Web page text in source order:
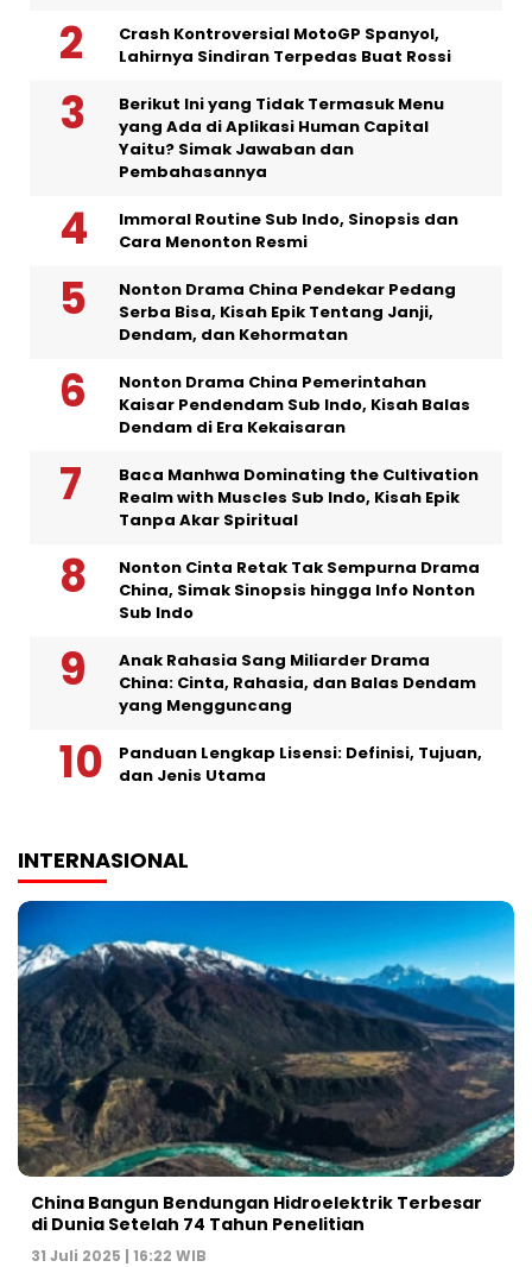
Crash Kontroversial MotoGP Spanyol,
Lahirnya Sindiran Terpedas Buat Rossi
Berikut Ini yang Tidak Termasuk Menu
yang Ada di Aplikasi Human Capital
Yaitu? Simak Jawaban dan
Pembahasannya
Immoral Routine Sub Indo, Sinopsis dan
Cara Menonton Resmi
Nonton Drama China Pendekar Pedang
Serba Bisa, Kisah Epik Tentang Janji,
Dendam, dan Kehormatan
Nonton Drama China Pemerintahan
Kaisar Pendendam Sub Indo, Kisah Balas
Dendam di Era Kekaisaran
Baca Manhwa Dominating the Cultivation
Realm with Muscles Sub Indo, Kisah Epik
Tanpa Akar Spiritual
Nonton Cinta Retak Tak Sempurna Drama
China, Simak Sinopsis hingga Info Nonton
Sub Indo
Anak Rahasia Sang Miliarder Drama
China: Cinta, Rahasia, dan Balas Dendam
yang Mengguncang
Panduan Lengkap Lisensi: Definisi, Tujuan,
dan Jenis Utama
INTERNASIONAL
China Bangun Bendungan Hidroelektrik Terbesar
di Dunia Setelah 74 Tahun Penelitian
31 Juli 2025 | 16:22 WIB